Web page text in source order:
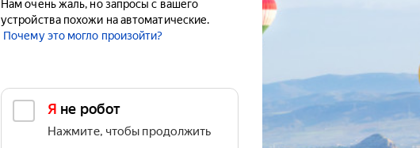
Нам очень жаль, но запросы с вашего
устройства похожи на автоматические.
Почему это могло произойти?
Я не робот
Нажмите, чтобы продолжить